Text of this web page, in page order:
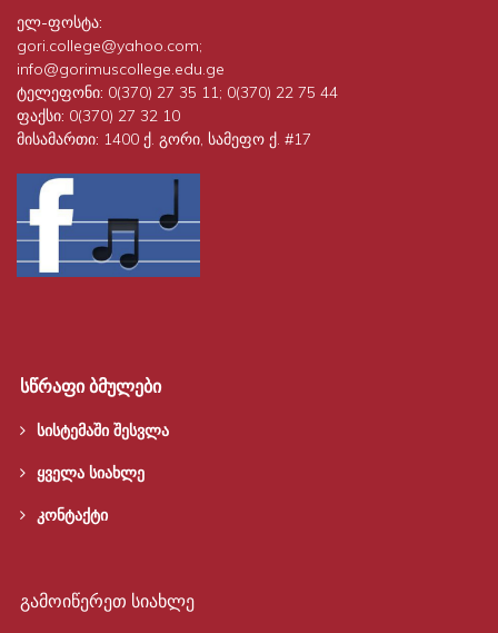
ელ-ფოსტა:
gori.college@yahoo.com;
info@gorimuscollege.edu.ge
ტელეფონი: 0(370) 27 35 11; 0(370) 22 75 44
ფაქსი: 0(370) 27 32 10
მისამართი: 1400 ქ. გორი, სამეფო ქ. #17
სწრაფი ბმულები
სისტემაში შესვლა
ყველა სიახლე
კონტაქტი
გამოიწერეთ სიახლე